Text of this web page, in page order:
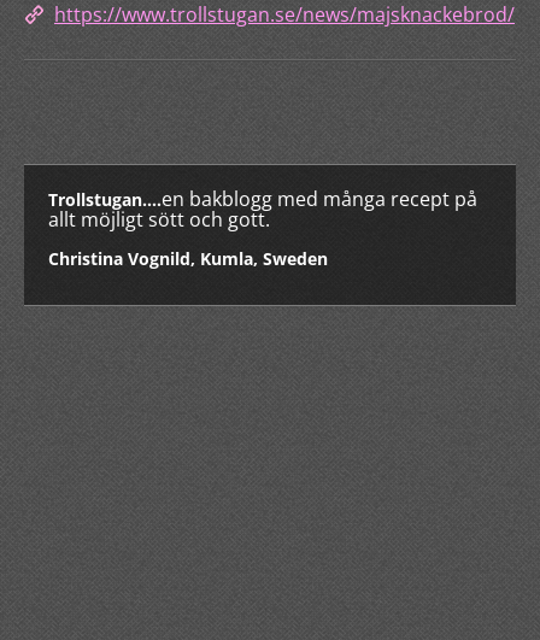
https://www.trollstugan.se/news/majsknackebrod/
Trollstugan....en bakblogg med många recept på
allt möjligt sött och gott.
Christina Vognild, Kumla, Sweden